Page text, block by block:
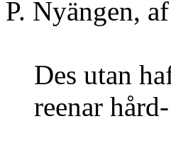
P.
Des utan